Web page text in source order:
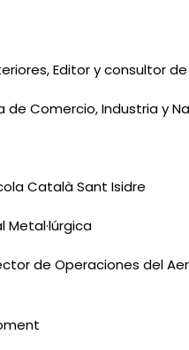
Editor y consultor
de Comercio, Industria y
Català Sant Isidre
Metal·lúrgica
de Operaciones del